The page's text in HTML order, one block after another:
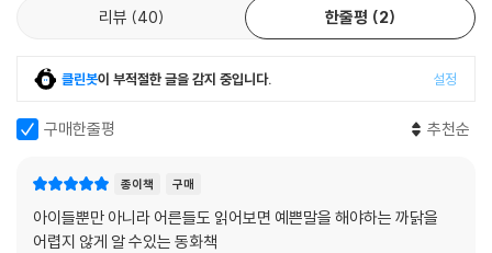
리뷰 40 한줄평 2
클린봇이 부적절한 글을 감지 중입니다. 설정
구매한줄평 추천순
종이책 구매
아이들뿐만 아니라 어른들도 읽어보면 예쁜말을 해야하는 까닭을
어렵지 않게 알 수있는 동화책